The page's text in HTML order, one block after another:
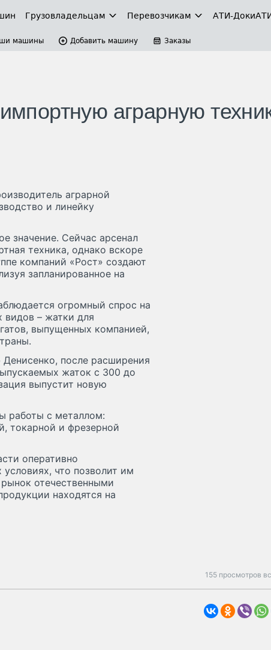
Грузовладельцам Перевозчикам АТИ-Доки
машины Добавить машину Заказы
аграрную
аграрной
и линейку
значение. Сейчас арсенал
техника, однако вскоре
компаний «Рост» создают
запланированное на
огромный спрос на
видов – жатки для
выпущенных компанией,
после расширения
жаток с 300 до
выпустит новую
работы с металлом:
токарной и фрезерной
оперативно
что позволит им
отечественными
находятся на
155 просмотров